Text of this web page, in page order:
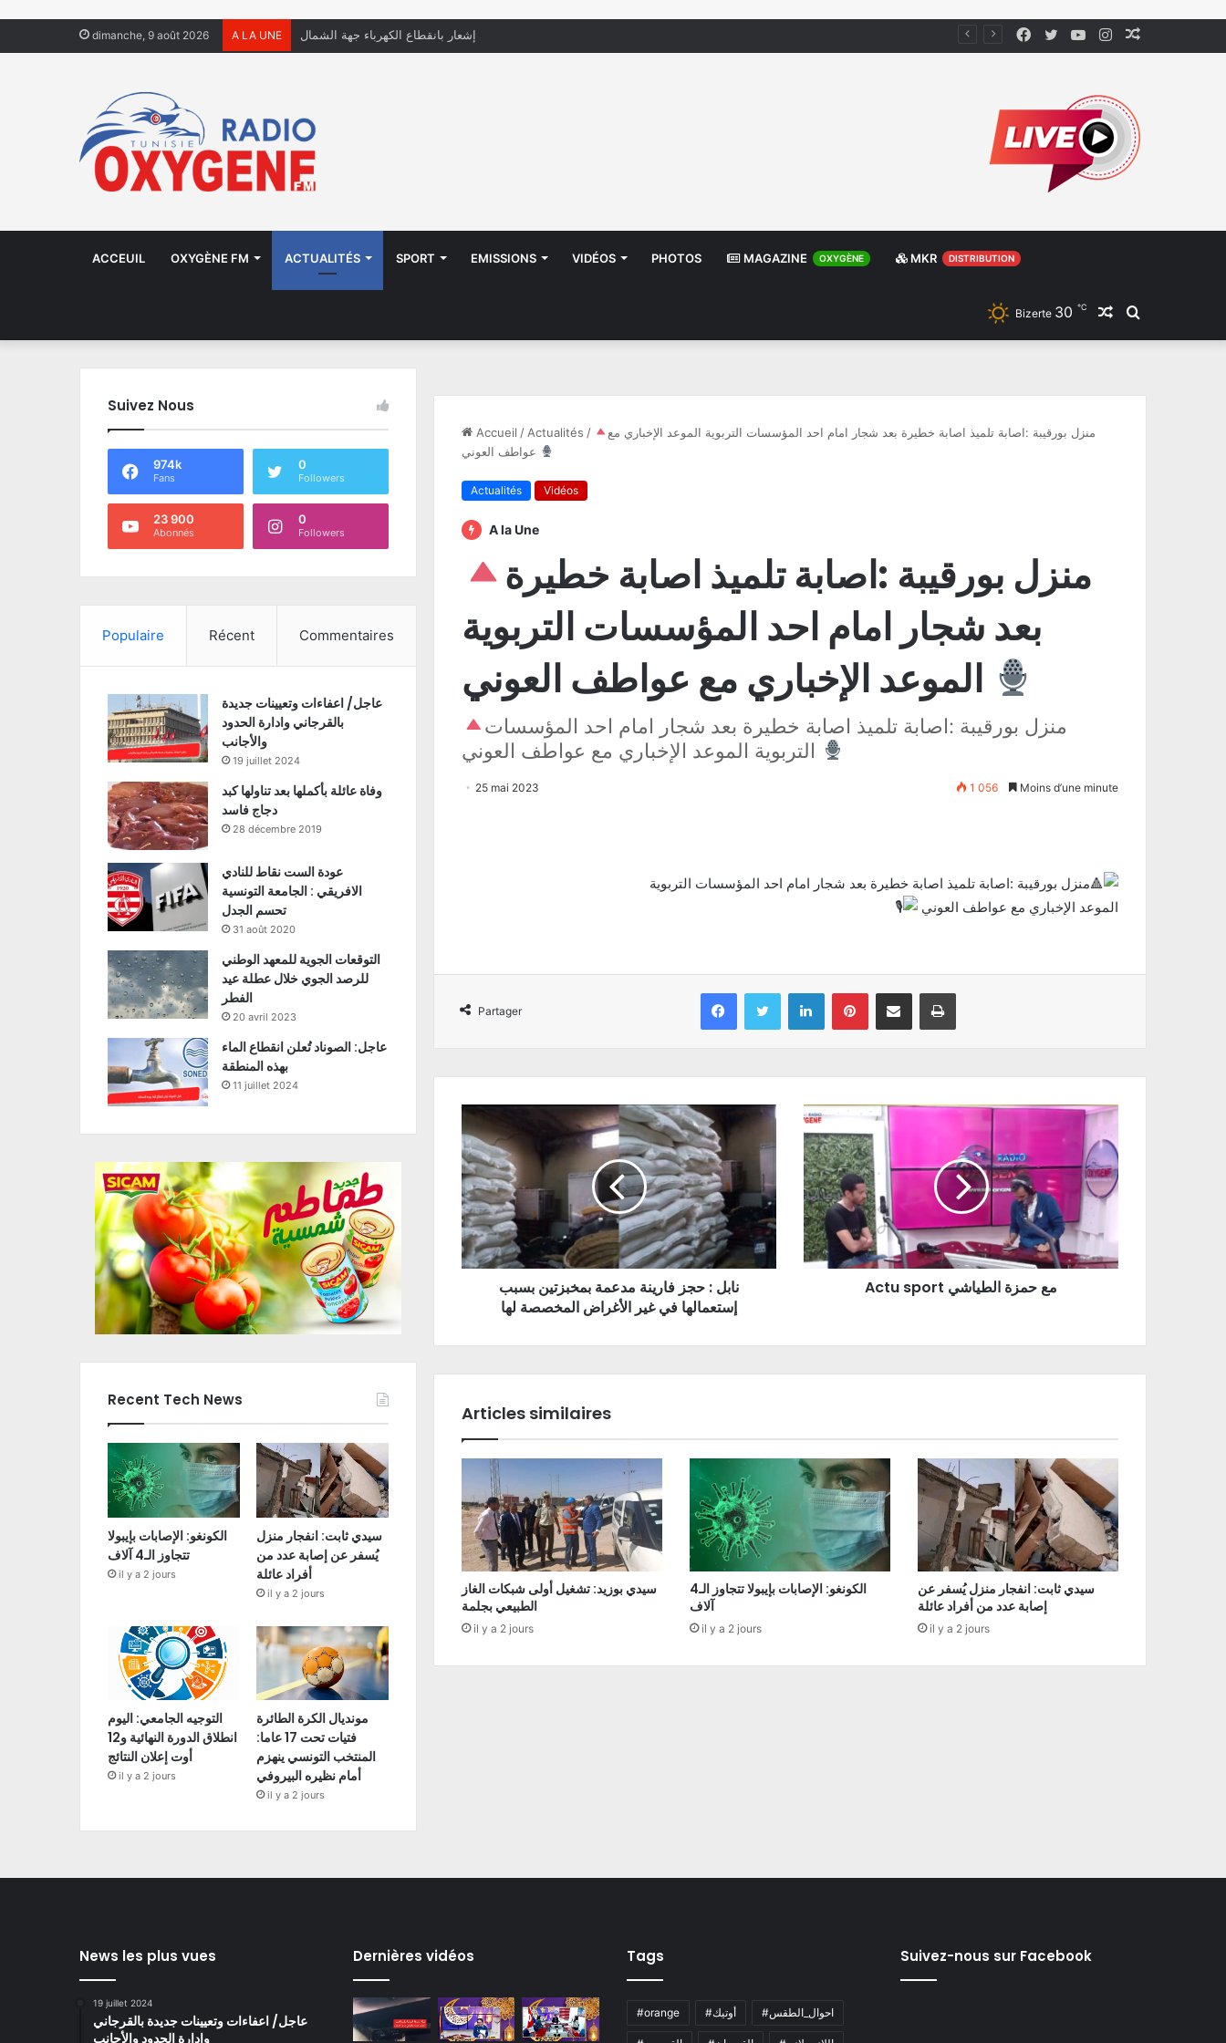
dimanche, 9 août 2026 A LA UNE إشعار بانقطاع الكهرباء جهة الشمال Instagram
YouTube
Twitter
Facebook
ACCEUIL OXYGÈNE FM ACTUALITÉS SPORT EMISSIONS VIDÉOS PHOTOS MAGAZINE OXYGÈNE MKR DISTRIBUTION
Rechercher
Article
Bizerte 30 ℃
Accueil / Actualités /
منزل بورقيبة :اصابة تلميذ اصابة خطيرة بعد شجار امام احد المؤسسات التربوية الموعد الإخباري مع
Actualités Vidéos
A la Une
منزل بورقيبة :اصابة تلميذ اصابة خطيرة
بعد شجار امام احد المؤسسات التربوية
منزل بورقيبة :اصابة تلميذ اصابة خطيرة بعد شجار امام احد المؤسسات
25 mai 2023 1 056 Moins d’une minute
منزل بورقيبة :اصابة تلميذ اصابة خطيرة بعد شجار امام احد المؤسسات التربوية
الموعد الإخباري مع عواطف العوني
Partager
Facebook Twitter Linkedin Pinterest Partager par email Imprimer
نابل : حجز فارينة مدعمة بمخبزتين بسبب
إستعمالها في غير الأغراض المخصصة لها
Actu sport مع حمزة الطياشي
Articles similaires
سيدي بوزيد: تشغيل أولى شبكات الغاز
الطبيعي بجلمة
il y a 2 jours
الكونغو: الإصابات بإيبولا تتجاوز الـ4
آلاف
il y a 2 jours
سيدي ثابت: انفجار منزل يُسفر عن
إصابة عدد من أفراد عائلة
il y a 2 jours
Suivez Nous
974k
Fans
0
Followers
23 900
Abonnés
0
Followers
Populaire Récent Commentaires
عاجل/ اعفاءات وتعيينات جديدة
بالقرجاني وادارة الحدود
والأجانب
19 juillet 2024
وفاة عائلة بأكملها بعد تناولها كبد
دجاج فاسد
28 décembre 2019
عودة الست نقاط للنادي
الافريقي : الجامعة التونسية
تحسم الجدل
31 août 2020
التوقعات الجوية للمعهد الوطني
للرصد الجوي خلال عطلة عيد
الفطر
20 avril 2023
عاجل: الصوناد تُعلن انقطاع الماء
بهذه المنطقة
11 juillet 2024
Recent Tech News
الكونغو: الإصابات بإيبولا
تتجاوز الـ4 آلاف
il y a 2 jours
سيدي ثابت: انفجار منزل
يُسفر عن إصابة عدد من
أفراد عائلة
il y a 2 jours
التوجيه الجامعي: اليوم
انطلاق الدورة النهائية و12
أوت إعلان النتائج
il y a 2 jours
مونديال الكرة الطائرة
فتيات تحت 17 عاما:
المنتخب التونسي ينهزم
أمام نظيره البيروفي
il y a 2 jours
News les plus vues
19 juillet 2024
عاجل/ اعفاءات وتعيينات جديدة بالقرجاني
وادارة الحدود والأجانب
Dernières vidéos Tags
#orange #أوتيك #احوال_الطقس
Suivez-nous sur Facebook